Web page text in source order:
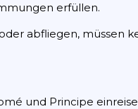
erfüllen.
abfliegen, müssen
und Principe